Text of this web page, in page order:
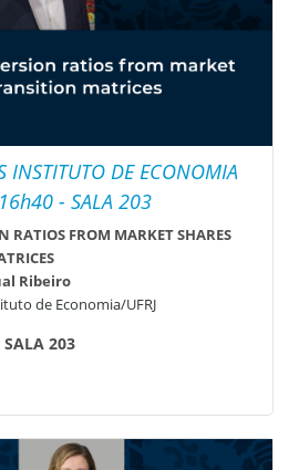
INSTITUTO DE ECONOMIA
- SALA 203
RATIOS FROM MARKET SHARES
Ribeiro
de Economia/UFRJ
203